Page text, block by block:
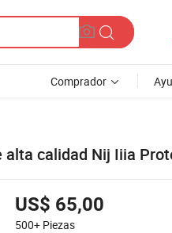
Comprador
alta calidad Nij Iiia
US$ 65,00
500+ Piezas